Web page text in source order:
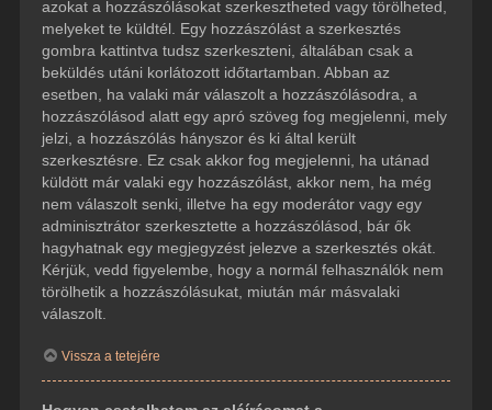
azokat a hozzászólásokat szerkesztheted vagy törölheted,
melyeket te küldtél. Egy hozzászólást a szerkesztés
gombra kattintva tudsz szerkeszteni, általában csak a
beküldés utáni korlátozott időtartamban. Abban az
esetben, ha valaki már válaszolt a hozzászólásodra, a
hozzászólásod alatt egy apró szöveg fog megjelenni, mely
jelzi, a hozzászólás hányszor és ki által került
szerkesztésre. Ez csak akkor fog megjelenni, ha utánad
küldött már valaki egy hozzászólást, akkor nem, ha még
nem válaszolt senki, illetve ha egy moderátor vagy egy
adminisztrátor szerkesztette a hozzászólásod, bár ők
hagyhatnak egy megjegyzést jelezve a szerkesztés okát.
Kérjük, vedd figyelembe, hogy a normál felhasználók nem
törölhetik a hozzászólásukat, miután már másvalaki
válaszolt.
Vissza a tetejére